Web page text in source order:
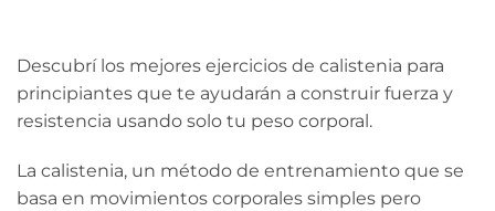
Descubrí los mejores ejercicios de calistenia para
principiantes que te ayudarán a construir fuerza y
resistencia usando solo tu peso corporal.
La calistenia, un método de entrenamiento que se
basa en movimientos corporales simples pero